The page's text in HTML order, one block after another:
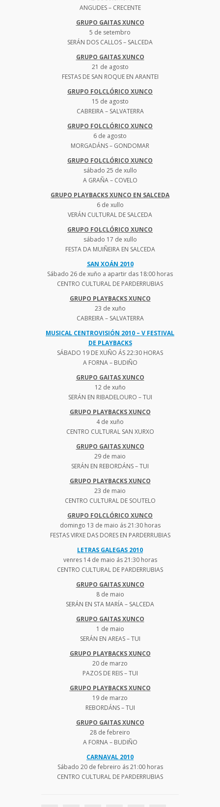
ANGUDES – CRECENTE
GRUPO GAITAS XUNCO
5 de setembro
SERÁN DOS CALLOS – SALCEDA
GRUPO GAITAS XUNCO
21 de agosto
FESTAS DE SAN ROQUE EN ARANTEI
GRUPO FOLCLÓRICO XUNCO
15 de agosto
CABREIRA – SALVATERRA
GRUPO FOLCLÓRICO XUNCO
6 de agosto
MORGADÁNS – GONDOMAR
GRUPO FOLCLÓRICO XUNCO
sábado 25 de xullo
A GRAÑA – COVELO
GRUPO PLAYBACKS XUNCO EN SALCEDA
6 de xullo
VERÁN CULTURAL DE SALCEDA
GRUPO FOLCLÓRICO XUNCO
sábado 17 de xullo
FESTA DA MUIÑEIRA EN SALCEDA
SAN XOÁN 2010
Sábado 26 de xuño a apartir das 18:00 horas
CENTRO CULTURAL DE PARDERRUBIAS
GRUPO PLAYBACKS XUNCO
23 de xuño
CABREIRA – SALVATERRA
MUSICAL CENTROVISIÓN 2010 – V FESTIVAL
DE PLAYBACKS
SÁBADO 19 DE XUÑO ÁS 22:30 HORAS
A FORNA – BUDIÑO
GRUPO GAITAS XUNCO
12 de xuño
SERÁN EN RIBADELOURO – TUI
GRUPO PLAYBACKS XUNCO
4 de xuño
CENTRO CULTURAL SAN XURXO
GRUPO GAITAS XUNCO
29 de maio
SERÁN EN REBORDÁNS – TUI
GRUPO PLAYBACKS XUNCO
23 de maio
CENTRO CULTURAL DE SOUTELO
GRUPO FOLCLÓRICO XUNCO
domingo 13 de maio ás 21:30 horas
FESTAS VIRXE DAS DORES EN PARDERRUBIAS
LETRAS GALEGAS 2010
venres 14 de maio ás 21:30 horas
CENTRO CULTURAL DE PARDERRUBIAS
GRUPO GAITAS XUNCO
8 de maio
SERÁN EN STA MARÍA – SALCEDA
GRUPO GAITAS XUNCO
1 de maio
SERÁN EN AREAS – TUI
GRUPO PLAYBACKS XUNCO
20 de marzo
PAZOS DE REIS – TUI
GRUPO PLAYBACKS XUNCO
19 de marzo
REBORDÁNS – TUI
GRUPO GAITAS XUNCO
28 de febreiro
A FORNA – BUDIÑO
CARNAVAL 2010
Sábado 20 de febreiro ás 21:00 horas
CENTRO CULTURAL DE PARDERRUBIAS